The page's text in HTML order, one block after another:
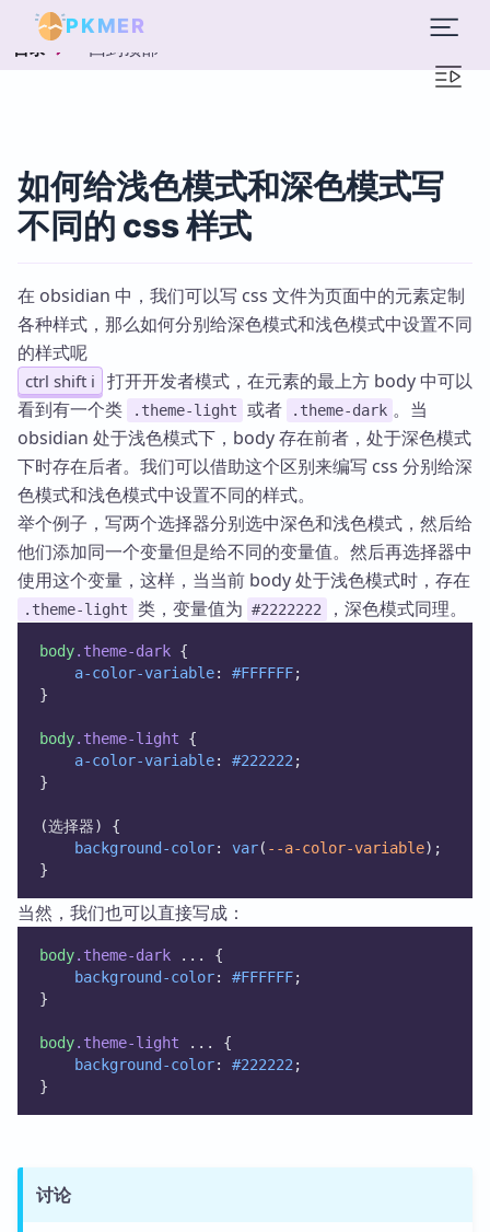
PKMER
目录 回到顶部
如何给浅色模式和深色模式写
不同的 css 样式
在 obsidian 中，我们可以写 css 文件为页面中的元素定制
各种样式，那么如何分别给深色模式和浅色模式中设置不同
的样式呢
ctrl shift i 打开开发者模式，在元素的最上方 body 中可以
看到有一个类
.theme-light 或者 .theme-dark 。当
obsidian 处于浅色模式下，body 存在前者，处于深色模式
下时存在后者。我们可以借助这个区别来编写 css 分别给深
色模式和浅色模式中设置不同的样式。
举个例子，写两个选择器分别选中深色和浅色模式，然后给
他们添加同一个变量但是给不同的变量值。然后再选择器中
使用这个变量，这样，当当前 body 处于浅色模式时，存在
.theme-light 类，变量值为 #2222222 ，深色模式同理。
body.theme-dark {
a-color-variable: #FFFFFF;
}
body.theme-light {
a-color-variable: #222222 ;
}
(选择器) {
background-color: var( --a-color-variable);
}
当然，我们也可以直接写成：
body.theme-dark ... {
background-color: #FFFFFF;
}
body.theme-light ... {
background-color: #222222 ;
}
讨论